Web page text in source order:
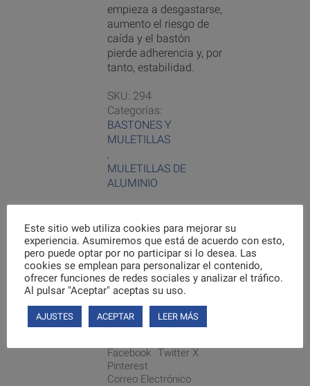
empieza a desgastarse,
aumento el riesgo de
caída y el bastón
pierde adherencia y, por
tanto, estabilidad.
SKU: 294
Categorías:
BASTONES Y
MULETILLAS
,
MULETILLAS DE
ALUMINIO
Inicia sesión
para comprar
Compártelo:
Facebook Twitter X
Pinterest
Correo Electrónico
Este sitio web utiliza cookies para mejorar su
experiencia. Asumiremos que está de acuerdo con esto,
pero puede optar por no participar si lo desea. Las
cookies se emplean para personalizar el contenido,
ofrecer funciones de redes sociales y analizar el tráfico.
Al pulsar "Aceptar" aceptas su uso.
AJUSTES ACEPTAR LEER MÁS